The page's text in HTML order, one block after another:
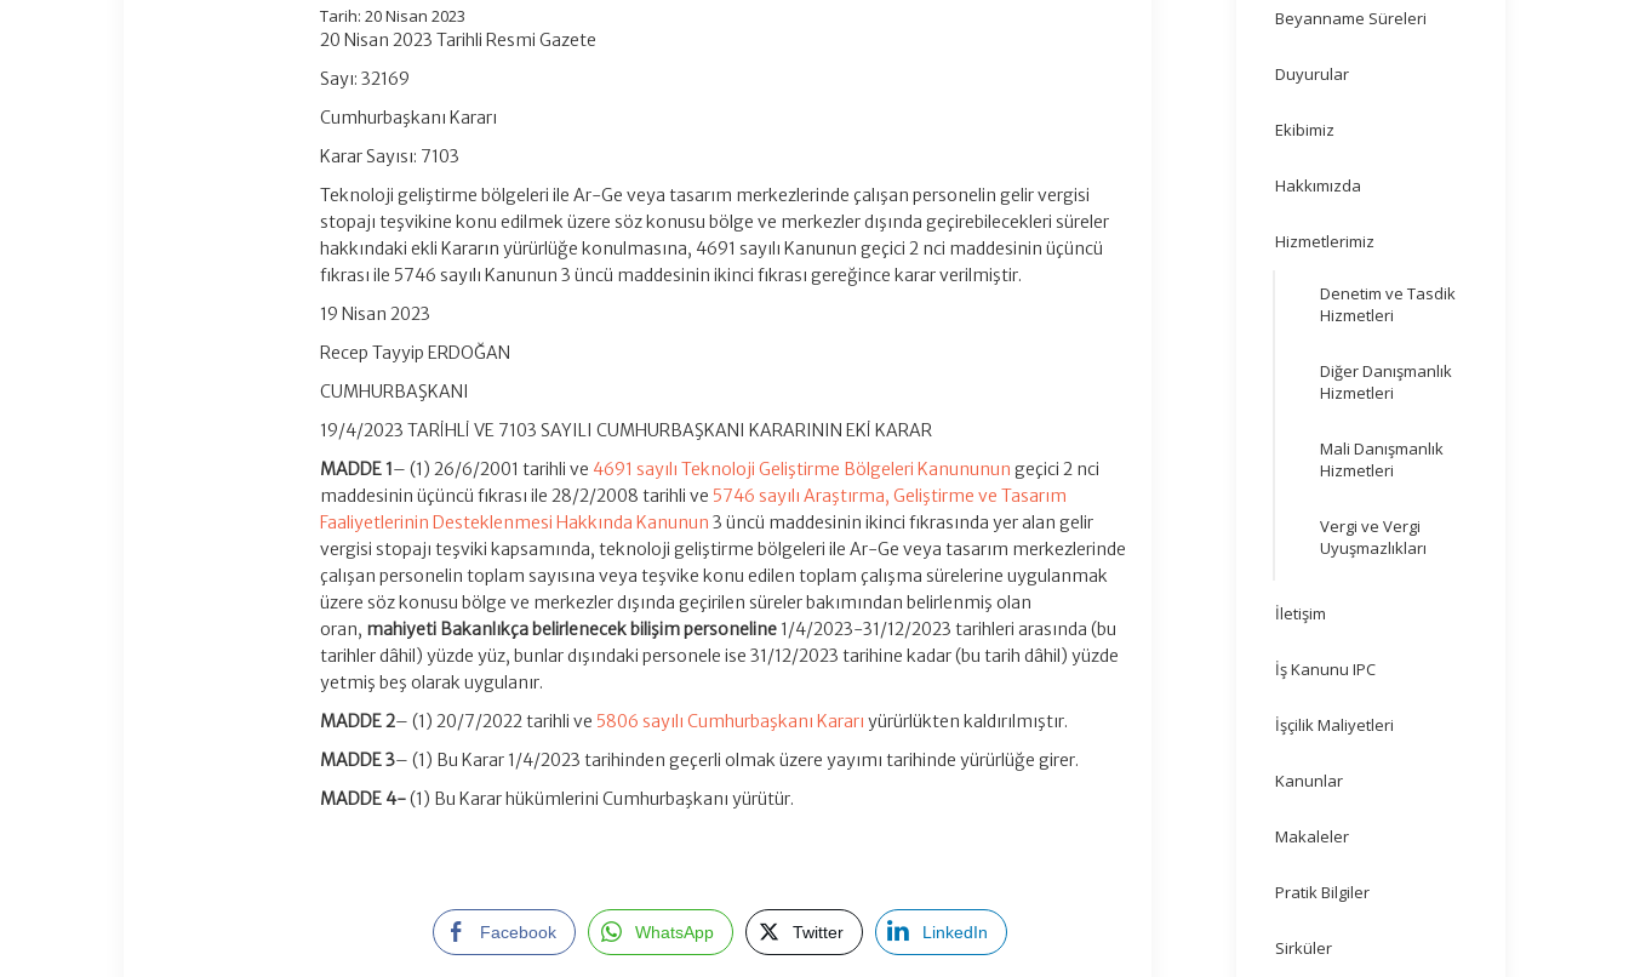
Tarih: 20 Nisan 2023
20 Nisan 2023 Tarihli Resmi Gazete
Sayı: 32169
Cumhurbaşkanı Kararı
Karar Sayısı: 7103
Teknoloji geliştirme bölgeleri ile Ar-Ge veya tasarım merkezlerinde çalışan personelin gelir vergisi
stopajı teşvikine konu edilmek üzere söz konusu bölge ve merkezler dışında geçirebilecekleri süreler
hakkındaki ekli Kararın yürürlüğe konulmasına, 4691 sayılı Kanunun geçici 2 nci maddesinin üçüncü
fıkrası ile 5746 sayılı Kanunun 3 üncü maddesinin ikinci fıkrası gereğince karar verilmiştir.
19 Nisan 2023
Recep Tayyip ERDOĞAN
CUMHURBAŞKANI
19/4/2023 TARİHLİ VE 7103 SAYILI CUMHURBAŞKANI KARARININ EKİ KARAR
MADDE 1 – (1) 26/6/2001 tarihli ve 4691 sayılı Teknoloji Geliştirme Bölgeleri Kanununun geçici 2 nci
maddesinin üçüncü fıkrası ile 28/2/2008 tarihli ve 5746 sayılı Araştırma, Geliştirme ve Tasarım
Faaliyetlerinin Desteklenmesi Hakkında Kanunun 3 üncü maddesinin ikinci fıkrasında yer alan gelir
vergisi stopajı teşviki kapsamında, teknoloji geliştirme bölgeleri ile Ar-Ge veya tasarım merkezlerinde
çalışan personelin toplam sayısına veya teşvike konu edilen toplam çalışma sürelerine uygulanmak
üzere söz konusu bölge ve merkezler dışında geçirilen süreler bakımından belirlenmiş olan
oran, mahiyeti Bakanlıkça belirlenecek bilişim personeline 1/4/2023-31/12/2023 tarihleri arasında (bu
tarihler dâhil) yüzde yüz, bunlar dışındaki personele ise 31/12/2023 tarihine kadar (bu tarih dâhil) yüzde
yetmiş beş olarak uygulanır.
MADDE 2– (1) 20/7/2022 tarihli ve 5806 sayılı Cumhurbaşkanı Kararı yürürlükten kaldırılmıştır.
MADDE 3– (1) Bu Karar 1/4/2023 tarihinden geçerli olmak üzere yayımı tarihinde yürürlüğe girer.
MADDE 4-(1) Bu Karar hükümlerini Cumhurbaşkanı yürütür.
Facebook WhatsApp Twitter LinkedIn
Beyanname Süreleri
Duyurular
Ekibimiz
Hakkımızda
Hizmetlerimiz
Denetim ve Tasdik
Hizmetleri
Diğer Danışmanlık
Hizmetleri
Mali Danışmanlık
Hizmetleri
Vergi ve Vergi
Uyuşmazlıkları
İletişim
İş Kanunu IPC
İşçilik Maliyetleri
Kanunlar
Makaleler
Pratik Bilgiler
Sirküler